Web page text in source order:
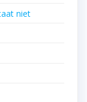
niet